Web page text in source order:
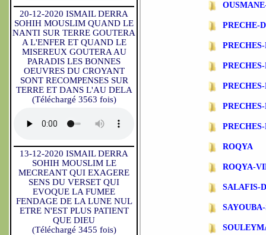
20-12-2020 ISMAIL DERRA
SOHIH MOUSLIM QUAND LE
NANTI SUR TERRE GOUTERA
A L'ENFER ET QUAND LE
MISEREUX GOUTERA AU
PARADIS LES BONNES
OEUVRES DU CROYANT
SONT RECOMPENSES SUR
TERRE ET DANS L'AU DELA
(Téléchargé 3563 fois)
13-12-2020 ISMAIL DERRA
SOHIH MOUSLIM LE
MECREANT QUI EXAGERE
SENS DU VERSET QUI
EVOQUE LA FUMEE
FENDAGE DE LA LUNE NUL
ETRE N'EST PLUS PATIENT
QUE DIEU
(Téléchargé 3455 fois)
PRECHE-
ROQYA
ROQYA-
SALAFIS-